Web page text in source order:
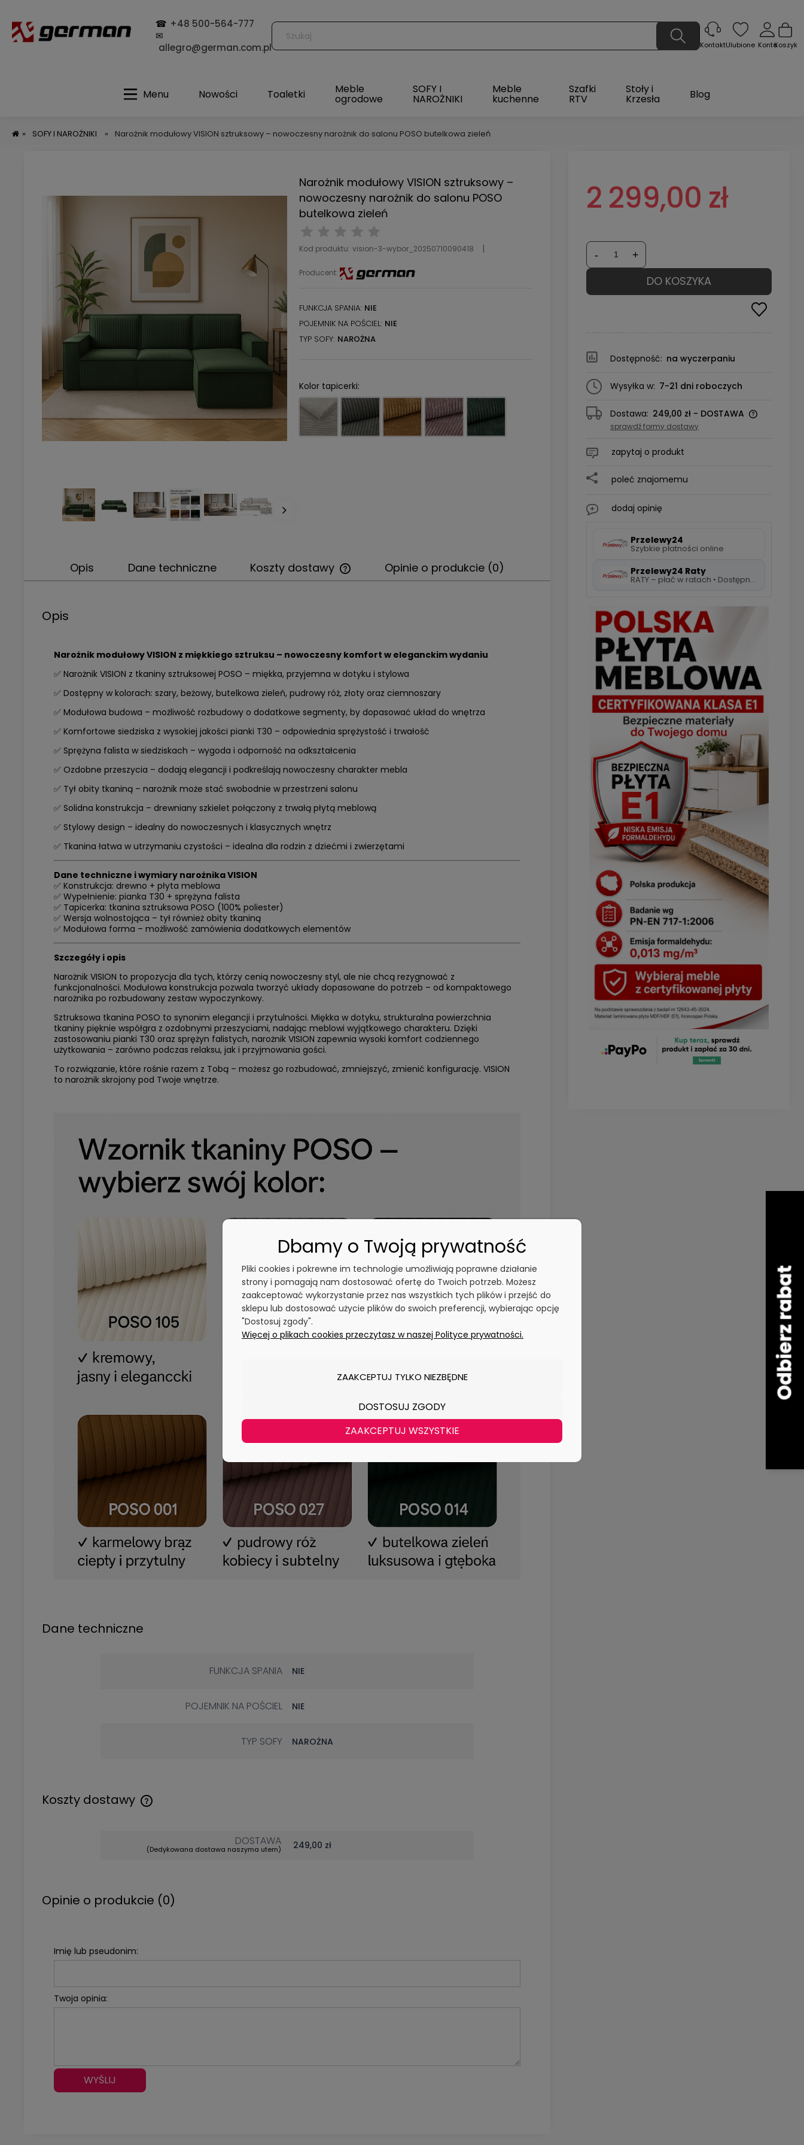
☎ +48 500-564-777
✉
allegro@german.com.pl
Koszyk
Konto
Ulubione
Kontakt
Menu Nowości Toaletki Meble
ogrodowe
SOFY I
NAROŻNIKI
Meble
kuchenne
Szafki
RTV
Stoły i
Krzesła Blog
» SOFY I NAROŻNIKI » Narożnik modułowy VISION sztruksowy – nowoczesny narożnik do salonu POSO butelkowa zieleń
Narożnik modułowy VISION sztruksowy –
nowoczesny narożnik do salonu POSO
butelkowa zieleń
Kod produktu: vision-3-wybor_20250710090418
Producent:
FUNKCJA SPANIA NIE
POJEMNIK NA POŚCIEL NIE
TYP SOFY NAROŻNA
Kolor tapicerki:
Opis Dane techniczne Koszty dostawy Opinie o produkcie (0)
Opis
Narożnik modułowy VISION z miękkiego sztruksu – nowoczesny komfort w eleganckim wydaniu
✅ Narożnik VISION z tkaniny sztruksowej POSO – miękka, przyjemna w dotyku i stylowa
✅ Dostępny w kolorach: szary, beżowy, butelkowa zieleń, pudrowy róż, złoty oraz ciemnoszary
✅ Modułowa budowa – możliwość rozbudowy o dodatkowe segmenty, by dopasować układ do wnętrza
✅ Komfortowe siedziska z wysokiej jakości pianki T30 – odpowiednia sprężystość i trwałość
✅ Sprężyna falista w siedziskach – wygoda i odporność na odkształcenia
✅ Ozdobne przeszycia – dodają elegancji i podkreślają nowoczesny charakter mebla
✅ Tył obity tkaniną – narożnik może stać swobodnie w przestrzeni salonu
✅ Solidna konstrukcja – drewniany szkielet połączony z trwałą płytą meblową
✅ Stylowy design – idealny do nowoczesnych i klasycznych wnętrz
✅ Tkanina łatwa w utrzymaniu czystości – idealna dla rodzin z dziećmi i zwierzętami
Dane techniczne i wymiary narożnika VISION
✅ Konstrukcja: drewno + płyta meblowa
✅ Wypełnienie: pianka T30 + sprężyna falista
✅ Tapicerka: tkanina sztruksowa POSO (100% poliester)
✅ Wersja wolnostojąca – tył również obity tkaniną
✅ Modułowa forma – możliwość zamówienia dodatkowych elementów
Szczegóły i opis
Narożnik VISION to propozycja dla tych, którzy cenią nowoczesny styl, ale nie chcą rezygnować z
funkcjonalności. Modułowa konstrukcja pozwala tworzyć układy dopasowane do potrzeb – od kompaktowego
narożnika po rozbudowany zestaw wypoczynkowy.
Sztruksowa tkanina POSO to synonim elegancji i przytulności. Miękka w dotyku, strukturalna powierzchnia
tkaniny pięknie współgra z ozdobnymi przeszyciami, nadając meblowi wyjątkowego charakteru. Dzięki
zastosowaniu pianki T30 oraz sprężyn falistych, narożnik VISION zapewnia wysoki komfort codziennego
użytkowania – zarówno podczas relaksu, jak i przyjmowania gości.
To rozwiązanie, które rośnie razem z Tobą – możesz go rozbudować, zmniejszyć, zmienić konfigurację. VISION
to narożnik skrojony pod Twoje wnętrze.
Dane techniczne
FUNKCJA SPANIA NIE
POJEMNIK NA POŚCIEL NIE
TYP SOFY NAROŻNA
Koszty dostawy
DOSTAWA
(Dedykowana dostawa naszyma utem) 249,00 zł
Opinie o produkcie (0)
Imię lub pseudonim:
Twoja opinia:
WYŚLIJ
2 299,00 zł
- +
DO KOSZYKA
Dostępność: na wyczerpaniu
Wysyłka w: 7-21 dni roboczych
Dostawa: 249,00 zł - DOSTAWA
sprawdź formy dostawy
zapytaj o produkt
poleć znajomemu
dodaj opinię
Przelewy24
Szybkie płatności online
Przelewy24 Raty
RATY – płać w ratach • Dostępne 5 rat 0%
Dbamy o Twoją prywatność
Pliki cookies i pokrewne im technologie umożliwiają poprawne działanie
strony i pomagają nam dostosować ofertę do Twoich potrzeb. Możesz
zaakceptować wykorzystanie przez nas wszystkich tych plików i przejść do
sklepu lub dostosować użycie plików do swoich preferencji, wybierając opcję
"Dostosuj zgody".
Więcej o plikach cookies przeczytasz w naszej Polityce prywatności.
ZAAKCEPTUJ TYLKO NIEZBĘDNE
DOSTOSUJ ZGODY
ZAAKCEPTUJ WSZYSTKIE